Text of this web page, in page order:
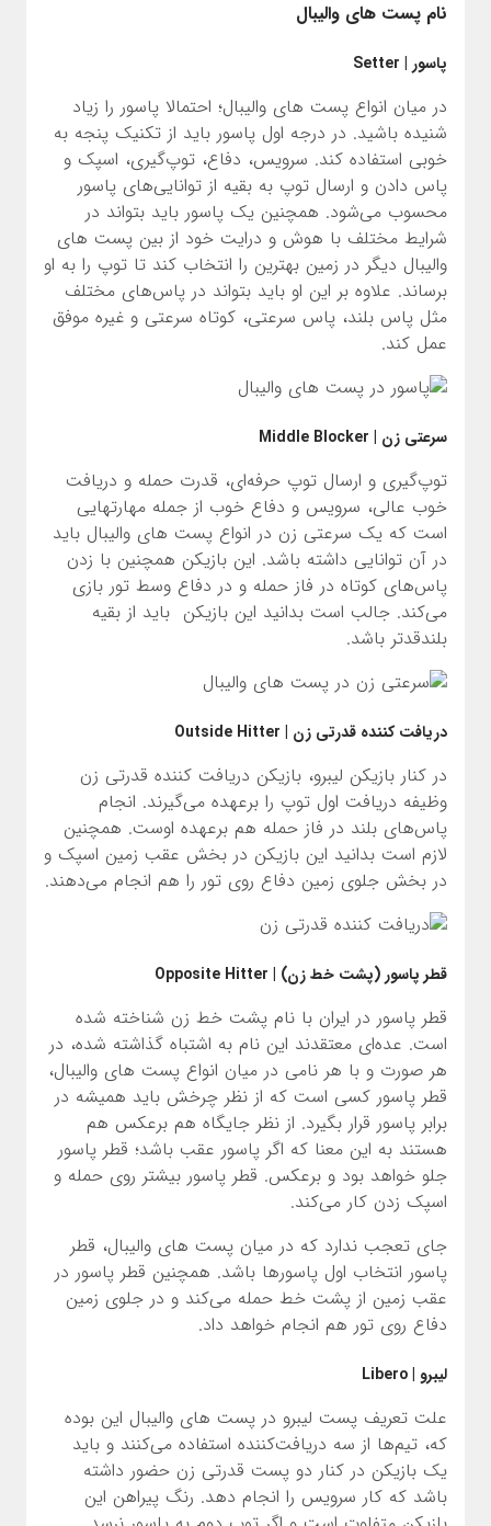
نام پست های والیبال
پاسور | Setter
در میان انواع پست های والیبال؛ احتمالا پاسور را زیاد
شنیده باشید. در درجه اول پاسور باید از تکنیک پنجه به
خوبی استفاده کند. سرویس، دفاع، توپ‌گیری، اسپک و
پاس دادن و ارسال توپ به بقیه از توانایی‌های پاسور
محسوب می‌شود. همچنین یک پاسور باید بتواند در
شرایط مختلف با هوش و درایت خود از بین پست های
والیبال دیگر در زمین بهترین را انتخاب کند تا توپ را به او
برساند. علاوه بر این او باید بتواند در پاس‌های مختلف
مثل پاس بلند، پاس سرعتی، کوتاه سرعتی و غیره موفق
عمل کند.
سرعتی زن | Middle Blocker
توپ‌گیری و ارسال توپ حرفه‌ای، قدرت حمله و دریافت
خوب عالی، سرویس و دفاع خوب از جمله مهارتهایی
است که یک سرعتی زن در انواع پست های والیبال باید
در آن توانایی داشته باشد. این بازیکن همچنین با زدن
پاس‌های کوتاه در فاز حمله و در دفاع وسط تور بازی
می‌کند. جالب است بدانید این بازیکن باید از بقیه
بلندقدتر باشد.
دریافت کننده قدرتی زن | Outside Hitter
در کنار بازیکن لیبرو، بازیکن دریافت کننده قدرتی زن
وظیفه دریافت اول توپ را برعهده می‌گیرند. انجام
پاس‌های بلند در فاز حمله هم برعهده اوست. همچنین
لازم است بدانید این بازیکن در بخش عقب زمین اسپک و
در بخش جلوی زمین دفاع روی تور را هم انجام می‌دهند.
قطر پاسور (پشت خط زن) | Opposite Hitter
قطر پاسور در ایران با نام پشت خط زن شناخته شده
است. عده‌ای معتقدند این نام به اشتباه گذاشته شده، در
هر صورت و با هر نامی در میان انواع پست های والیبال،
قطر پاسور کسی است که از نظر چرخش باید همیشه در
برابر پاسور قرار بگیرد. از نظر جایگاه هم برعکس هم
هستند به این معنا که اگر پاسور عقب باشد؛ قطر پاسور
جلو خواهد بود و برعکس. قطر پاسور بیشتر روی حمله و
اسپک زدن کار می‌کند.
جای تعجب ندارد که در میان پست های والیبال، قطر
پاسور انتخاب اول پاسورها باشد. همچنین قطر پاسور در
عقب زمین از پشت خط حمله می‌کند و در جلوی زمین
دفاع روی تور هم انجام خواهد داد.
لیبرو | Libero
علت تعریف پست لیبرو در پست های والیبال این بوده
که، تیم‌ها از سه دریافت‌کننده استفاده می‌کنند و باید
یک بازیکن در کنار دو پست قدرتی زن حضور داشته
باشد که کار سرویس را انجام دهد. رنگ پیراهن این